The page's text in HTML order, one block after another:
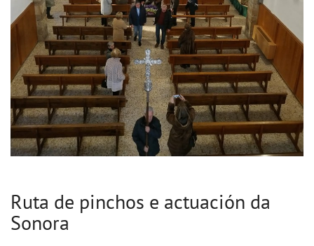
Ruta de pinchos e actuación da
Sonora